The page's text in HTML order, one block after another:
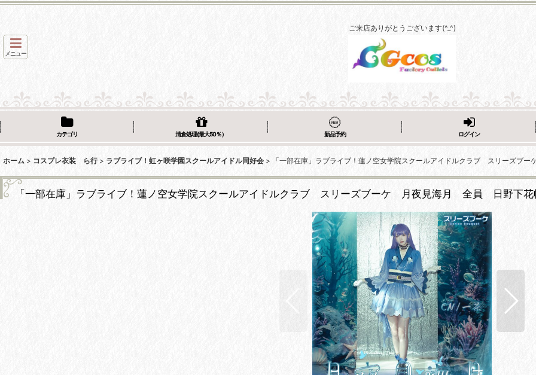
ご来店ありがとうございます(^_^)
メニュー
カテゴリ 清倉処理(最大50％） 新品予約 ログイン
ホーム > コスプレ衣装 ら行 > ラブライブ！虹ヶ咲学園スクールアイドル同好会 > 「一部在庫」ラブライブ！蓮ノ空女学院スクールアイドルクラブ スリー
「一部在庫」ラブライブ！蓮ノ空女学院スクールアイドルクラブ スリーズブーケ 月夜見海月 全員 日野